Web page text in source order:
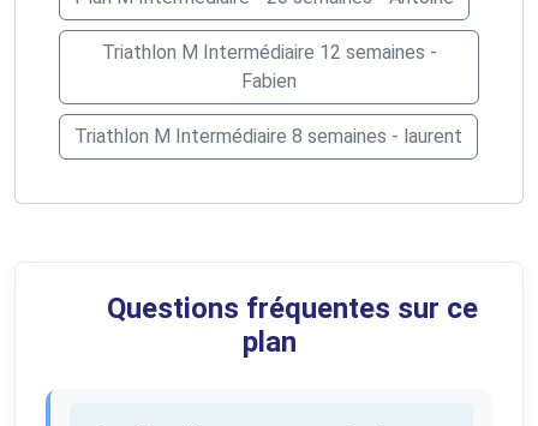
Triathlon M Intermédiaire 12 semaines -
Fabien
Triathlon M Intermédiaire 8 semaines - laurent
Questions fréquentes sur ce
plan